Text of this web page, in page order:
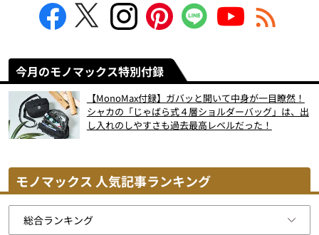
今月のモノマックス特別付録
【MonoMax付録】ガバッと開いて中身が一目瞭然！
シャカの「じゃばら式４層ショルダーバッグ」は、出
し入れのしやすさも過去最高レベルだった！
モノマックス 人気記事ランキング